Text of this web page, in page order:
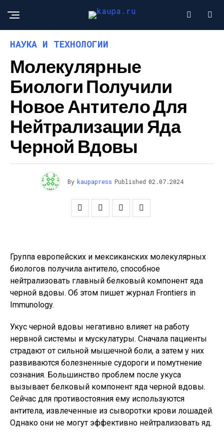
НАУКА И ТЕХНОЛОГИИ
Молекулярные
Биологи Получили
Новое Антитело Для
Нейтрализации Яда
Черной Вдовы
By kaupapress Published 02.07.2024
Группа европейских и мексиканских молекулярных
биологов получила антитело, способное
нейтрализовать главный белковый компонент яда
черной вдовы. Об этом пишет журнал Frontiers in
Immunology.
Укус черной вдовы негативно влияет на работу
нервной системы и мускулатуры. Сначала пациенты
страдают от сильной мышечной боли, а затем у них
развиваются болезненные судороги и помутнение
сознания. Большинство проблем после укуса
вызывает белковый компонент яда черной вдовы.
Сейчас для противостояния ему используются
антитела, извлеченные из сыворотки крови лошадей.
Однако они не могут эффективно нейтрализовать яд.